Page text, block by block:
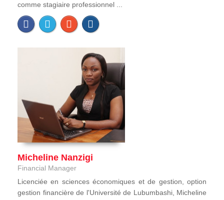
comme stagiaire professionnel ...
Micheline Nanzigi
Financial Manager
Licenciée en sciences économiques et de gestion, option
gestion financière de l'Université de Lubumbashi, Micheline